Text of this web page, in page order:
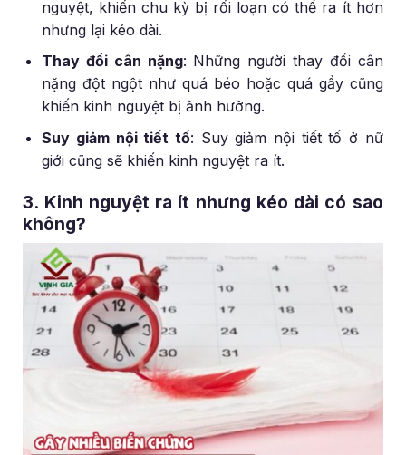
nguyệt, khiến chu kỳ bị rối loạn có thể ra ít hơn
nhưng lại kéo dài.
Thay đổi cân nặng: Những người thay đổi cân
nặng đột ngột như quá béo hoặc quá gầy cũng
khiến kinh nguyệt bị ảnh hưởng.
Suy giảm nội tiết tố: Suy giảm nội tiết tố ở nữ
giới cũng sẽ khiến kinh nguyệt ra ít.
3. Kinh nguyệt ra ít nhưng kéo dài có sao
không?